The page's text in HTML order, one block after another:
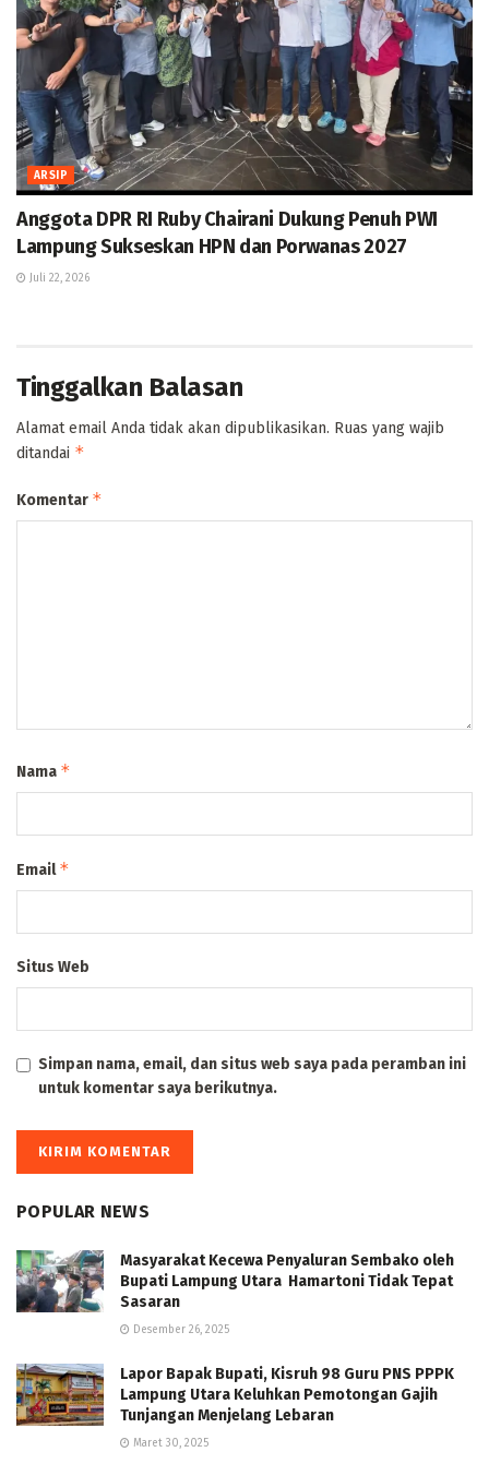
ARSIP
Anggota DPR RI Ruby Chairani Dukung Penuh PWI
Lampung Sukseskan HPN dan Porwanas 2027
Juli 22, 2026
Tinggalkan Balasan
Alamat email Anda tidak akan dipublikasikan. Ruas yang wajib
ditandai *
Komentar *
Nama *
Email*
Situs Web
Simpan nama, email, dan situs web saya pada peramban ini
untuk komentar saya berikutnya.
POPULAR NEWS
Masyarakat Kecewa Penyaluran Sembako oleh
Bupati Lampung Utara Hamartoni Tidak Tepat
Sasaran
Desember 26, 2025
Lapor Bapak Bupati, Kisruh 98 Guru PNS PPPK
Lampung Utara Keluhkan Pemotongan Gajih
Tunjangan Menjelang Lebaran
Maret 30, 2025